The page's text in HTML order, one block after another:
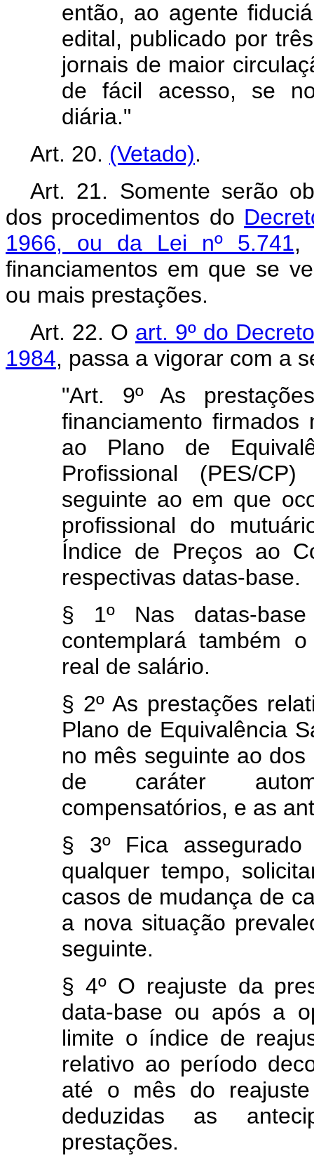
então, ao agente
edital, publicado por
jornais de maior
de fácil acesso, se
diária."
Art. 20. (Vetado).
Art. 21. Somente serão
dos procedimentos do
1966, ou da Lei nº 5.741,
financiamentos em que se
ou mais prestações.
Art. 22. O art. 9º do
1984, passa a vigorar com a
"Art. 9º As
financiamento
ao Plano de
Profissional (PES/
seguinte ao em que
profissional do
Índice de Preços ao
respectivas datas-base.
§ 1º Nas datas-
contemplará também
real de salário.
§ 2º As prestações
Plano de Equivalência
no mês seguinte ao
de caráter
compensatórios, e as
§ 3º Fica
qualquer tempo,
casos de mudança de
a nova situação
seguinte.
§ 4º O reajuste da
data-base ou após a
limite o índice de
relativo ao período
até o mês do
deduzidas as
prestações.